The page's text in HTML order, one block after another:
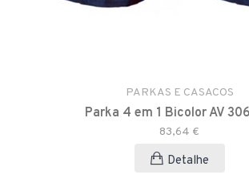
PARKAS E CASACOS
Parka 4 em 1 Bicolor AV
83,64 €
Detalhe